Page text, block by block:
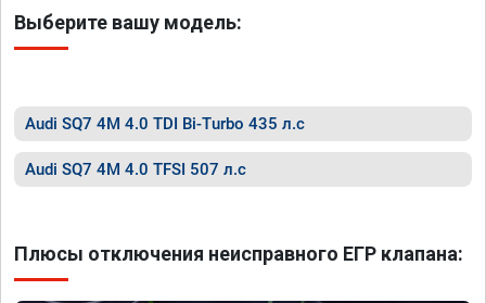
Выберите вашу модель:
Audi SQ7 4M 4.0 TDI Bi-Turbo 435 л.с
Audi SQ7 4M 4.0 TFSI 507 л.с
Плюсы отключения неисправного ЕГР клапана: